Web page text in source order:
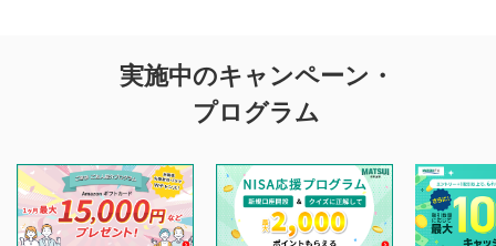
投稿に関する注意
を目的として、各動画コンテンツに、評価およびコメントの
投稿ができます。利用者は以下の注意事項をご理解のうえ、
閲覧および投稿を行うものとしてください。
他の利用者が動画を視聴される際の参考になるコメントをお
実施中のキャンペーン・
プログラム